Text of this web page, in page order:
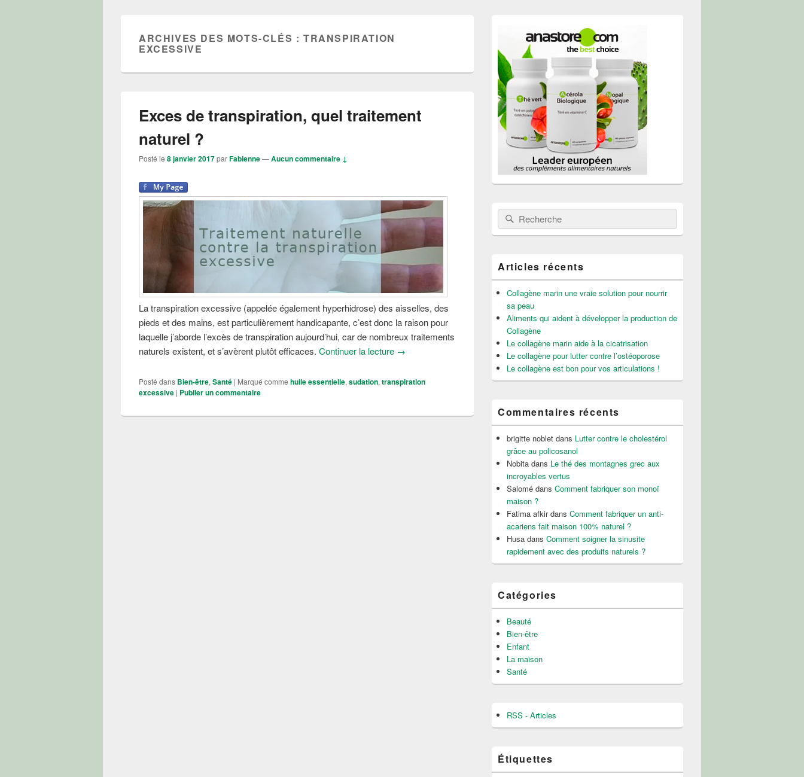
ARCHIVES DES MOTS-CLÉS :TRANSPIRATION
EXCESSIVE
Exces de transpiration, quel traitement
naturel ?
Posté le 8 janvier 2017parFabienne—Aucun commentaire ↓
La transpiration excessive (appelée également hyperhidrose) des aisselles, des
pieds et des mains, est particulièrement handicapante, c’est donc la raison pour
laquelle j’aborde l’excès de transpiration aujourd’hui, car de nombreux traitements
naturels existent, et s’avèrent plutôt efficaces. Continuer la lecture Exces de transpiration, quel traitement naturel ?
→
Posté dans Bien-être, Santé | Marqué comme huile essentielle, sudation, transpiration
excessive | Publier un commentaire
widget
pour
barre
latérale
Rechercher :
Articles récents
Collagène marin une vraie solution pour nourrir
sa peau
Aliments qui aident à développer la production de
Collagène
Le collagène marin aide à la cicatrisation
Le collagène pour lutter contre l’ostéoporose
Le collagène est bon pour vos articulations !
Commentaires récents
brigitte noblet dans Lutter contre le cholestérol
grâce au policosanol
Nobita dans Le thé des montagnes grec aux
incroyables vertus
Salomé dans Comment fabriquer son monoï
maison ?
Fatima afkirdans Comment fabriquer un anti-
acariens fait maison 100% naturel ?
Husa dans Comment soigner la sinusite
rapidement avec des produits naturels ?
Catégories
Beauté
Bien-être
Enfant
La maison
Santé
RSS - Articles
Étiquettes